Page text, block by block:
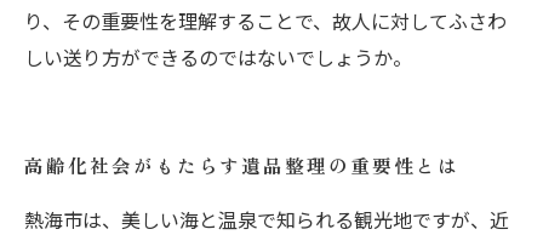
り、その重要性を理解することで、故人に対してふさわ
しい送り方ができるのではないでしょうか。
高齢化社会がもたらす遺品整理の重要性とは
熱海市は、美しい海と温泉で知られる観光地ですが、近